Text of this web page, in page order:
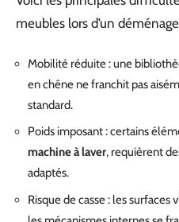
meubles lors d’un
Mobilité réduite : une
en chêne ne franchit pas
standard.
Poids imposant : certains
machine à laver, requièrent
adaptés.
Risque de casse : les